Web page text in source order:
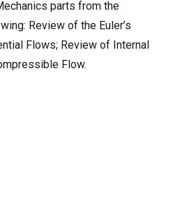
parts from the
Review of the Euler’s
Flows; Review of Internal
Flow.